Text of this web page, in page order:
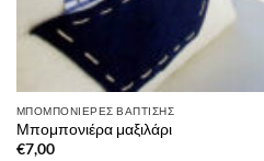
ΜΠΟΜΠΟΝΙΈΡΕΣ ΒΆΠΤΙΣΗΣ
Μπομπονιέρα μαξιλάρι
€7,00